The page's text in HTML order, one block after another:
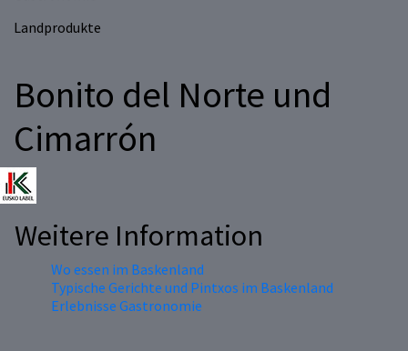
Landprodukte
Bonito del Norte und
Cimarrón
Weitere Information
Wo essen im Baskenland
Typische Gerichte und Pintxos im Baskenland
Erlebnisse Gastronomie